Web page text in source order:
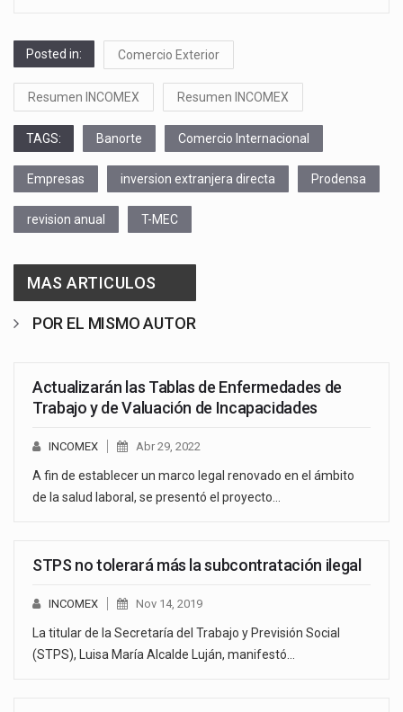
Posted in: Comercio Exterior
Resumen INCOMEX Resumen INCOMEX
TAGS: Banorte Comercio Internacional
Empresas inversion extranjera directa Prodensa
revision anual T-MEC
MAS ARTICULOS
POR EL MISMO AUTOR
Actualizarán las Tablas de Enfermedades de
Trabajo y de Valuación de Incapacidades
INCOMEX Abr 29, 2022
A fin de establecer un marco legal renovado en el ámbito
de la salud laboral, se presentó el proyecto…
STPS no tolerará más la subcontratación ilegal
INCOMEX Nov 14, 2019
La titular de la Secretaría del Trabajo y Previsión Social
(STPS), Luisa María Alcalde Luján, manifestó…